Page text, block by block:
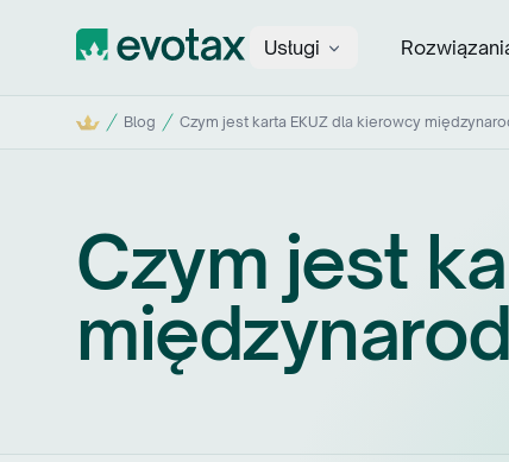
Evotax Usługi
Start Blog Czym jest karta EKUZ dla kierowcy
Czym jest